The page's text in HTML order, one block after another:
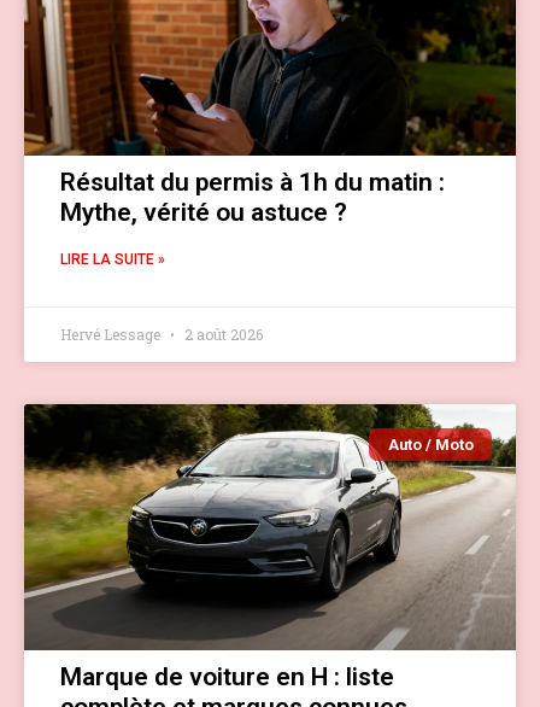
Résultat du permis à 1h du matin :
Mythe, vérité ou astuce ?
LIRE LA SUITE »
Hervé Lessage 2 août 2026
Auto / Moto
Marque de voiture en H : liste